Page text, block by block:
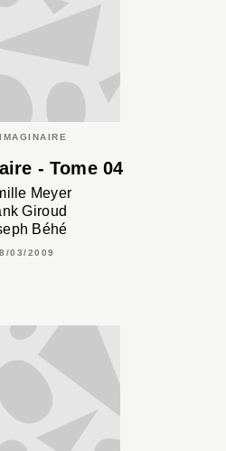
- Tome 04
Meyer
Giroud
Béhé
03/2009